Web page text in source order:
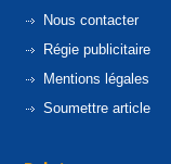
Nous contacter
Régie publicitaire
Mentions légales
Soumettre article